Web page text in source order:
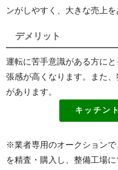
ンがしやすく、大きな売上を
デメリット
運転に苦手意識がある方に
張感が高くなります。また
があります。
キッチン
※業者専用のオークション
を精査・購入し、整備工場